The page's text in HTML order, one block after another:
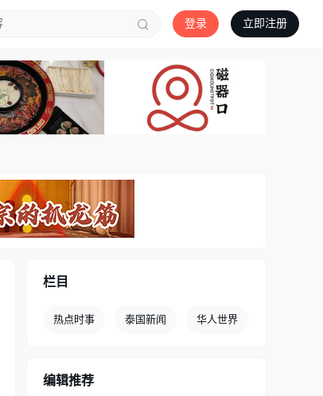
登录 立即注册
栏目
热点时事 泰国新闻 华人世界
编辑推荐